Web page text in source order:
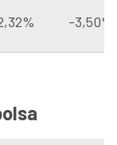
-3,50%